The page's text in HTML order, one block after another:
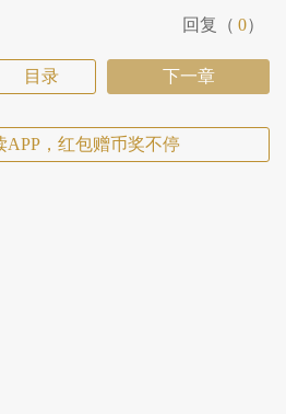
回复（ 0）
目录 下一章
APP，红包赠币奖不停